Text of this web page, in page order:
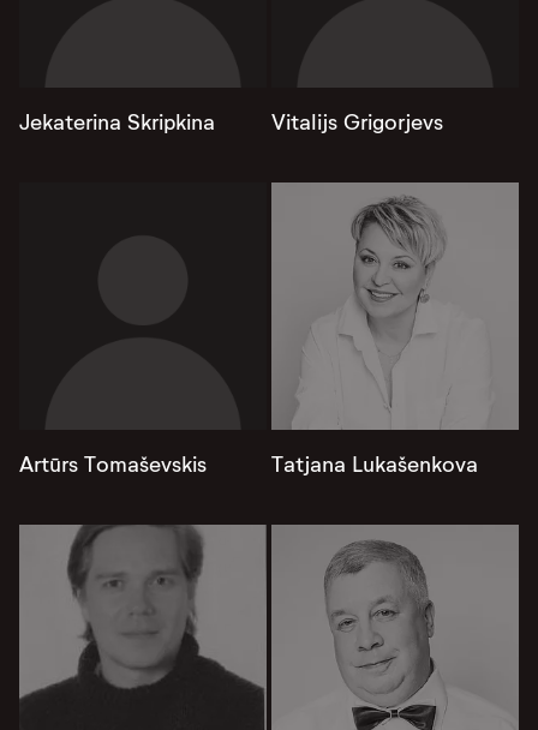
Jekaterina Skripkina Vitalijs Grigorjevs
Artūrs Tomaševskis Tatjana Lukašenkova